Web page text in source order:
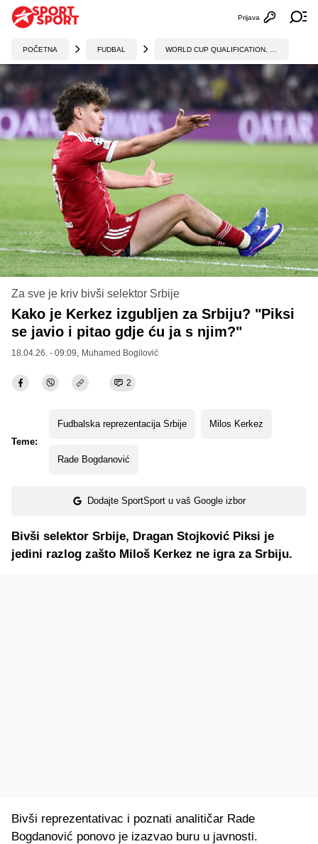
Otvori
Prijava
POČETNA FUDBAL
Za sve je kriv bivši selektor Srbije
Kako je Kerkez izgubljen za Srbiju? "Piksi
se javio i pitao gdje ću ja s njim?"
18.04.26. - 09:09, Muhamed Bogilović
2
Teme:
Fudbalska reprezentacija Srbije Milos Kerkez
Rade Bogdanović
Dodajte SportSport u vaš Google izbor
Bivši selektor Srbije, Dragan Stojković Piksi je
jedini razlog zašto Miloš Kerkez ne igra za Srbiju.
Bivši reprezentativac i poznati analitičar Rade
Bogdanović ponovo je izazvao buru u javnosti.